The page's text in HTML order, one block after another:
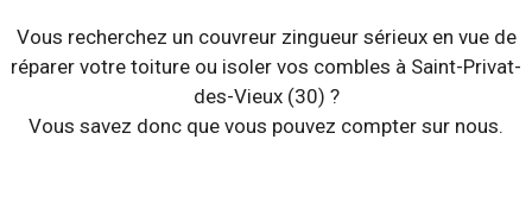
Vous recherchez un couvreur zingueur sérieux en vue de
réparer votre toiture ou isoler vos combles à Saint-Privat-
des-Vieux (30) ?
Vous savez donc que vous pouvez compter sur nous.